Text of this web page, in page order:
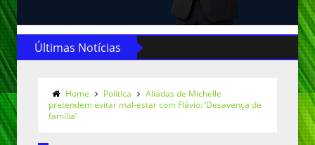
Últimas Notícias
Home Política
Aliadas de Michelle
pretendem evitar mal-estar com Flávio: ‘Desavença de
família’